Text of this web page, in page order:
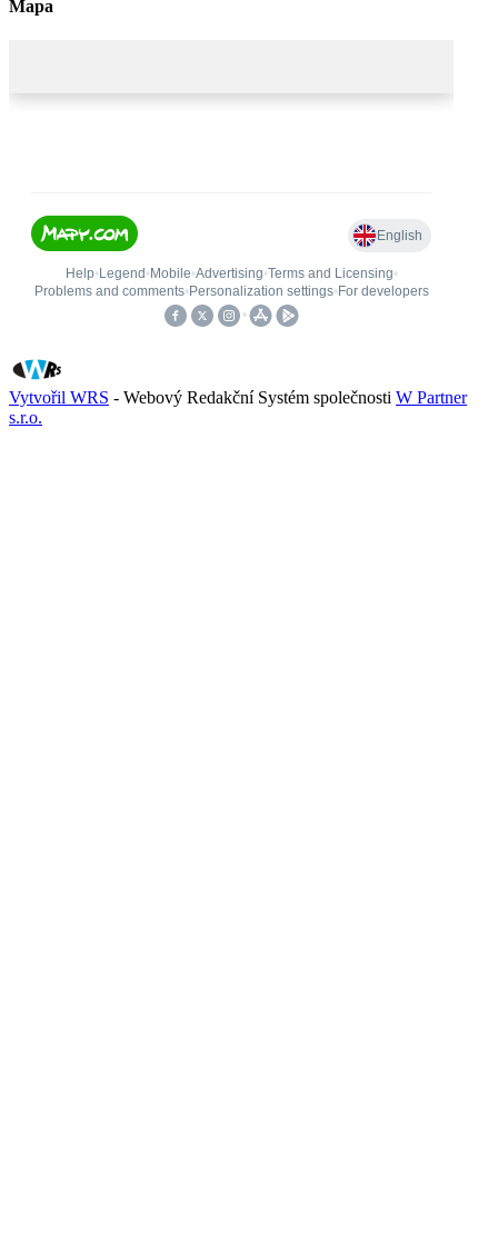
Mapa
Vytvořil WRS - Webový Redakční Systém společnosti W Partner
s.r.o.